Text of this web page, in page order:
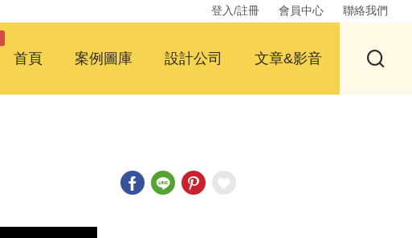
登入/註冊 會員中心 聯絡我們
首頁 案例圖庫 設計公司 文章&影音